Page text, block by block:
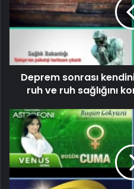
Deprem sonrası
ruh ve ruh sağlığını